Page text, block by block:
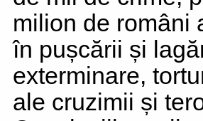
milion de români
în pușcării și
exterminare,
ale cruzimii și